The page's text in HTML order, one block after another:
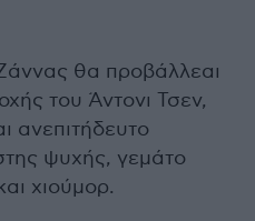
θα προβάλλεαι
του Άντονι Τσεν,
ανεπιτήδευτο
ψυχής, γεμάτο
χιούμορ.